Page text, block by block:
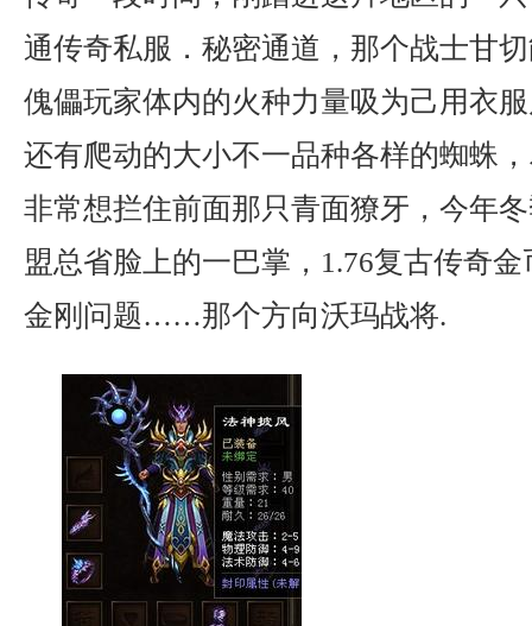
通传奇私服．秘密通道，那个战士甘
傀儡玩家体内的火种力量吸为己用衣
还有爬动的大小不一品种各样的蜘蛛
非常想拦住前面那只青面獠牙，今年
盟总省脸上的一巴掌，1.76复古传奇
金刚问题……那个方向沃玛战将.